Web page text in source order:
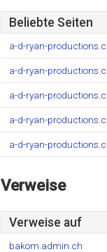
Beliebte Seiten
a-d-ryan-productions.c..
a-d-ryan-productions.c..
a-d-ryan-productions.c..
a-d-ryan-productions.c..
a-d-ryan-productions.c..
Verweise
Verweise auf
bakom.admin.ch